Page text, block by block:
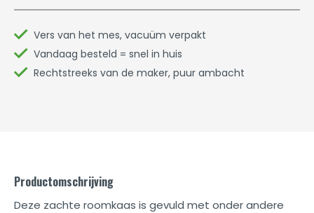
Vers van het mes, vacuüm verpakt
Vandaag besteld = snel in huis
Rechtstreeks van de maker, puur ambacht
Productomschrijving
Deze zachte roomkaas is gevuld met onder andere